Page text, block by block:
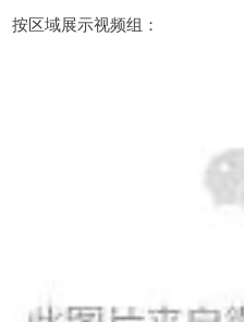
按区域展示视频组：